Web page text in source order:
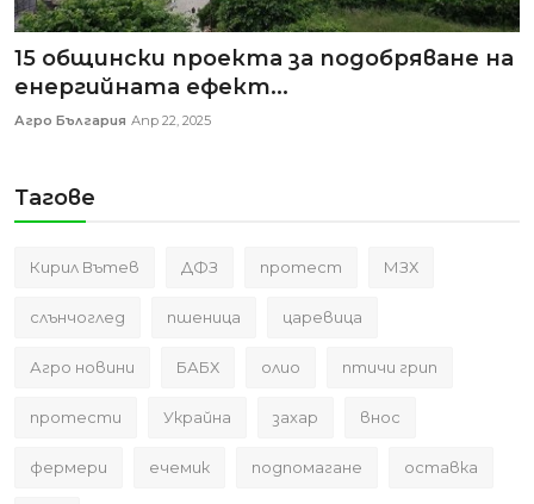
15 общински проекта за подобряване на
енергийната ефект...
Агро България Апр 22, 2025
Тагове
Кирил Вътев ДФЗ протест МЗХ
слънчоглед пшеница царевица
Агро новини БАБХ олио птичи грип
протести Украйна захар внос
фермери ечемик подпомагане оставка